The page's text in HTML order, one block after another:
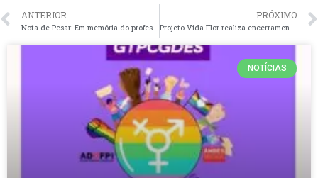
ANTERIOR PRÓXIMO
NOTÍCIAS